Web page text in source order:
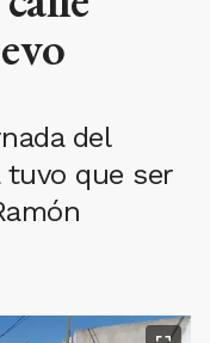
del
tuvo que ser